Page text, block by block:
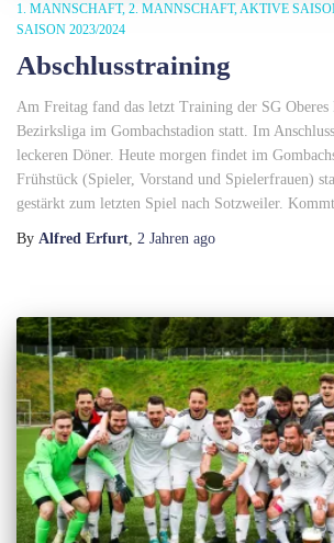
1. MANNSCHAFT 2. MANNSCHAFT AKTIVE
SAISON 2023/2024
Abschlusstraining
Am Freitag fand das letzt Training der SG
Bezirksliga im Gombachstadion statt. Im
leckeren Döner. Heute morgen findet im
Frühstück (Spieler, Vorstand und Spielerfrauen)
gestärkt zum letzten Spiel nach Sotzweiler.
By Alfred Erfurt, 2 Jahren ago